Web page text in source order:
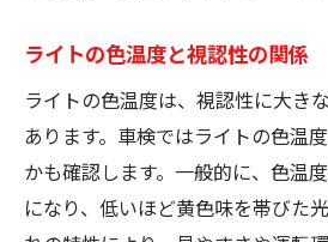
ライトの色温度と視認性の関係
ライトの色温度は、視認性に大き
あります。車検ではライトの色温
かも確認します。一般的に、色温
になり、低いほど黄色味を帯びた